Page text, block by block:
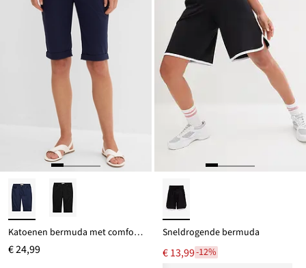
Katoenen bermuda met comfortabele tailleband van een katoenmix
€ 24,99
Sneldrogende bermuda
€ 13,99-12%